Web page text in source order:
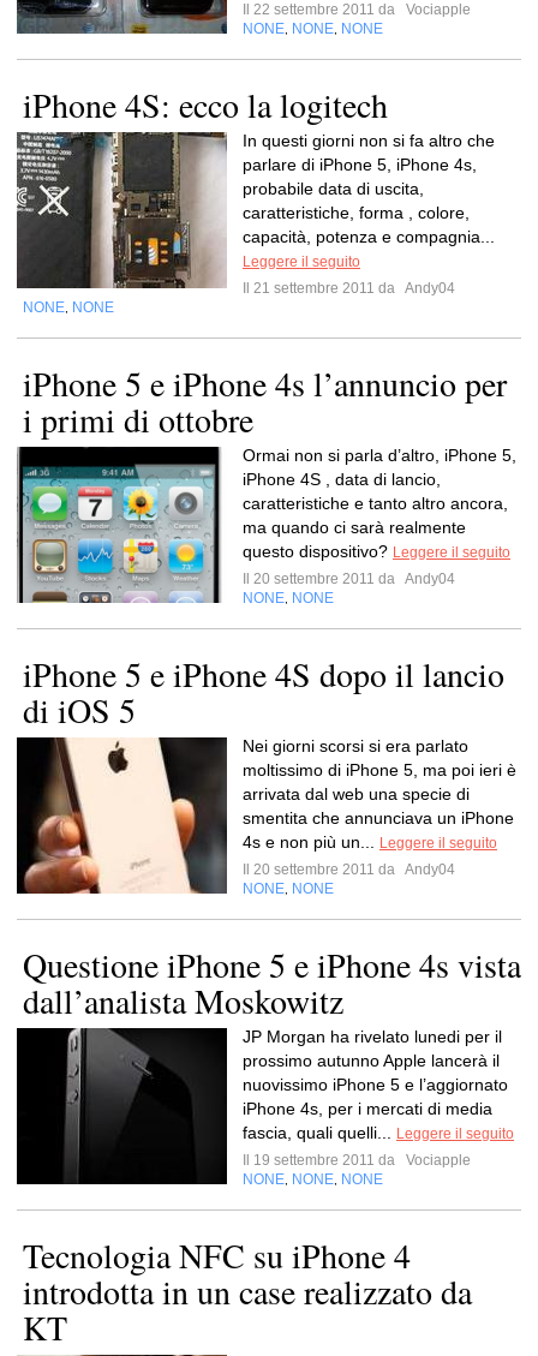
Il 22 settembre 2011 da
Vociapple
NONE NONE NONE
iPhone 4S: ecco la logitech
In questi giorni non si fa altro che
parlare di iPhone 5, iPhone 4s,
probabile data di uscita,
caratteristiche, forma , colore,
capacità, potenza e compagnia...
Leggere il seguito
Il 21 settembre 2011 da Andy04
NONE NONE
iPhone 5 e iPhone 4s l’annuncio per
i primi di ottobre
Ormai non si parla d’altro, iPhone 5,
iPhone 4S , data di lancio,
caratteristiche e tanto altro ancora,
ma quando ci sarà realmente
questo dispositivo? Leggere il seguito
Il 20 settembre 2011 da Andy04
NONE NONE
iPhone 5 e iPhone 4S dopo il lancio
di iOS 5
Nei giorni scorsi si era parlato
moltissimo di iPhone 5, ma poi ieri è
arrivata dal web una specie di
smentita che annunciava un iPhone
4s e non più un...
Leggere il seguito
Il 20 settembre 2011 da Andy04
NONE NONE
Questione iPhone 5 e iPhone 4s vista
dall’analista Moskowitz
JP Morgan ha rivelato lunedi per il
prossimo autunno Apple lancerà il
nuovissimo iPhone 5 e l’aggiornato
iPhone 4s, per i mercati di media
fascia, quali quelli...
Leggere il seguito
Il 19 settembre 2011 da
Vociapple
NONE NONE NONE
Tecnologia NFC su iPhone 4
introdotta in un case realizzato da
KT